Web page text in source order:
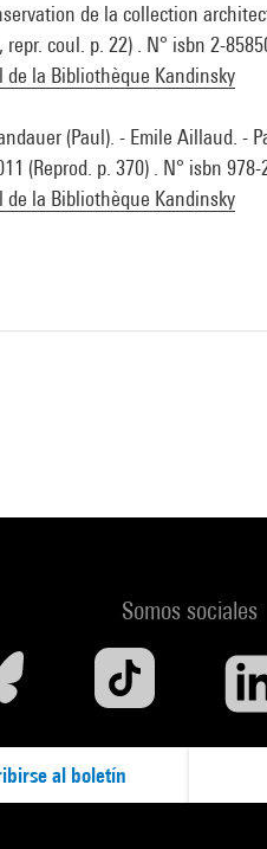
de la collection
coul. p. 22) . N° isbn 2-
la Bibliothèque Kandinsky
(Paul). - Emile Aillaud. -
(Reprod. p. 370) . N° isbn 978-
la Bibliothèque Kandinsky
Somos sociales
al boletín